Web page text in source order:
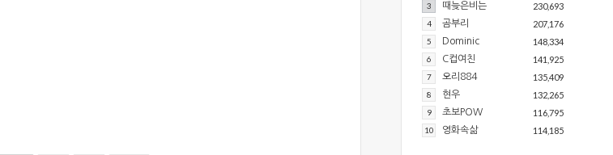
3 때늦은비는 230,693
4 곰부리 207,176
5 Dominic 148,334
6 C컵여친 141,925
7 오리884 135,409
8 현우 132,265
9 초보POW 116,795
10 영화속삶 114,185